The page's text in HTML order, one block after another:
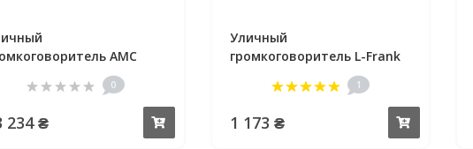
AMC
0
234 ₴
Уличный
громкоговоритель L-Frank
1
1 173 ₴